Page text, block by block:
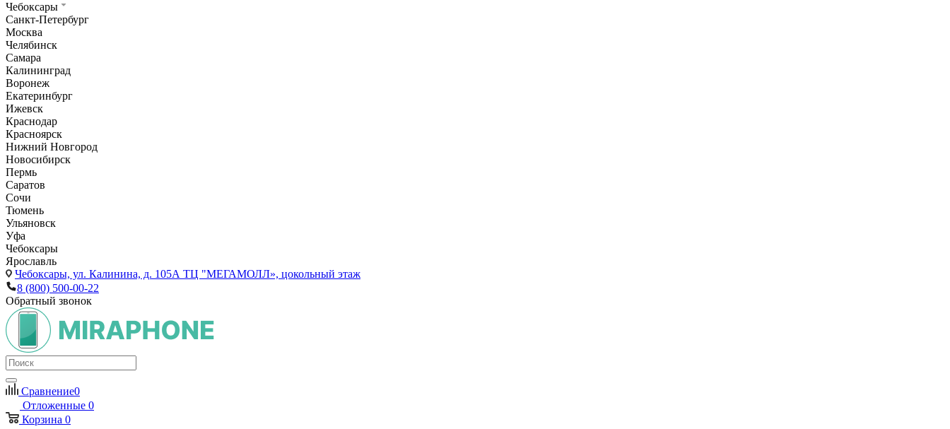
Чебоксары
Санкт-Петербург
Москва
Челябинск
Самара
Калининград
Воронеж
Екатеринбург
Ижевск
Краснодар
Красноярск
Нижний Новгород
Новосибирск
Пермь
Саратов
Сочи
Тюмень
Ульяновск
Уфа
Чебоксары
Ярославль
Чебоксары, ул. Калинина, д. 105А ТЦ "МЕГАМОЛЛ», цокольный этаж
8 (800) 500-00-22
Обратный звонок
Сравнение0
Отложенные 0
Корзина 0